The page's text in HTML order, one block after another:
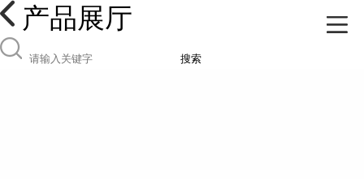
产品展厅
搜索